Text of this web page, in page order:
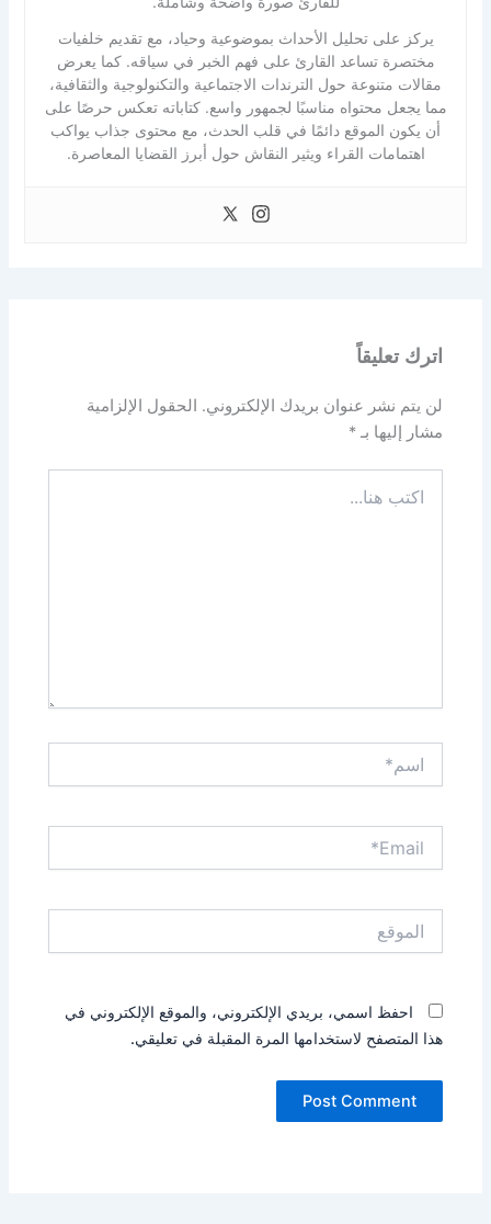
يركز على تحليل الأحداث بموضوعية وحياد، مع تقديم خلفيات
مختصرة تساعد القارئ على فهم الخبر في سياقه. كما يعرض
مقالات متنوعة حول الترندات الاجتماعية والتكنولوجية والثقافية،
مما يجعل محتواه مناسبًا لجمهور واسع. كتاباته تعكس حرصًا على
أن يكون الموقع دائمًا في قلب الحدث، مع محتوى جذاب يواكب
اهتمامات القراء ويثير النقاش حول أبرز القضايا المعاصرة.
اترك تعليقاً
لن يتم نشر عنوان بريدك الإلكتروني. الحقول الإلزامية
مشار إليها بـ*
هنا...
احفظ اسمي، بريدي الإلكتروني، والموقع الإلكتروني في
هذا المتصفح لاستخدامها المرة المقبلة في تعليقي.